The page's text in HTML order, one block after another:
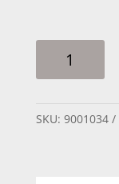
HOMBRE
68
SKU: 9001034